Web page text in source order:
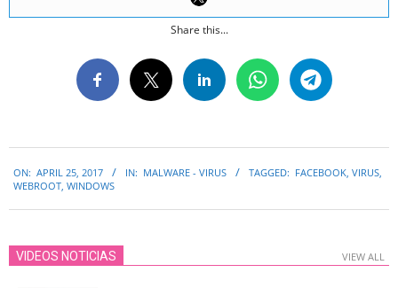
Share this...
04-
ON: APRIL 25, 2017 IN: MALWARE - VIRUS TAGGED: FACEBOOK VIRUS
WEBROOT WINDOWS
VIDEOS NOTICIAS VIEW ALL